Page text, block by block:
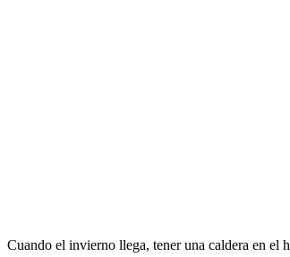
Cuando el invierno llega, tener una caldera en el